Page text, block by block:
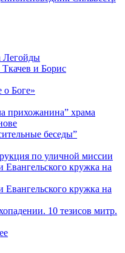
Легойды
и Борис
о Боге»
прихожанина” храма
беседы”
по уличной миссии
Евангельского кружка на
Евангельского кружка на
10 тезисов митр.